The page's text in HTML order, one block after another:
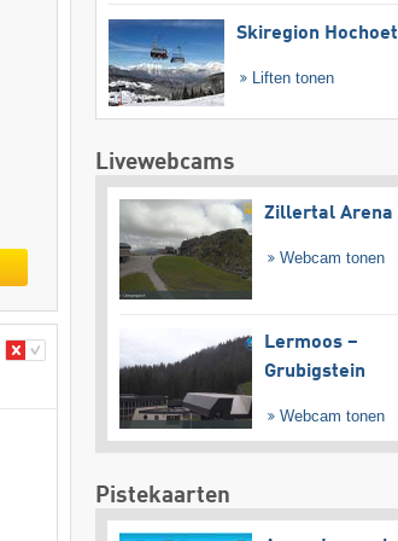
Skiregion
Liften tonen
Livewebcams
Zillertal Arena
Webcam tonen
Lermoos –
Grubigstein
Webcam tonen
Pistekaarten